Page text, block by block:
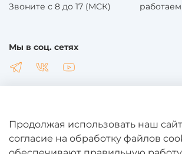
Общая информация
Звоните с 8 до 17 (МСК)
Мы в соц. сетях
Продолжая использовать наш
согласие на обработку файлов